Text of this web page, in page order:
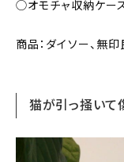
◯オモチャ収納ケー
商品：ダイソー、無印
猫が引っ掻いて